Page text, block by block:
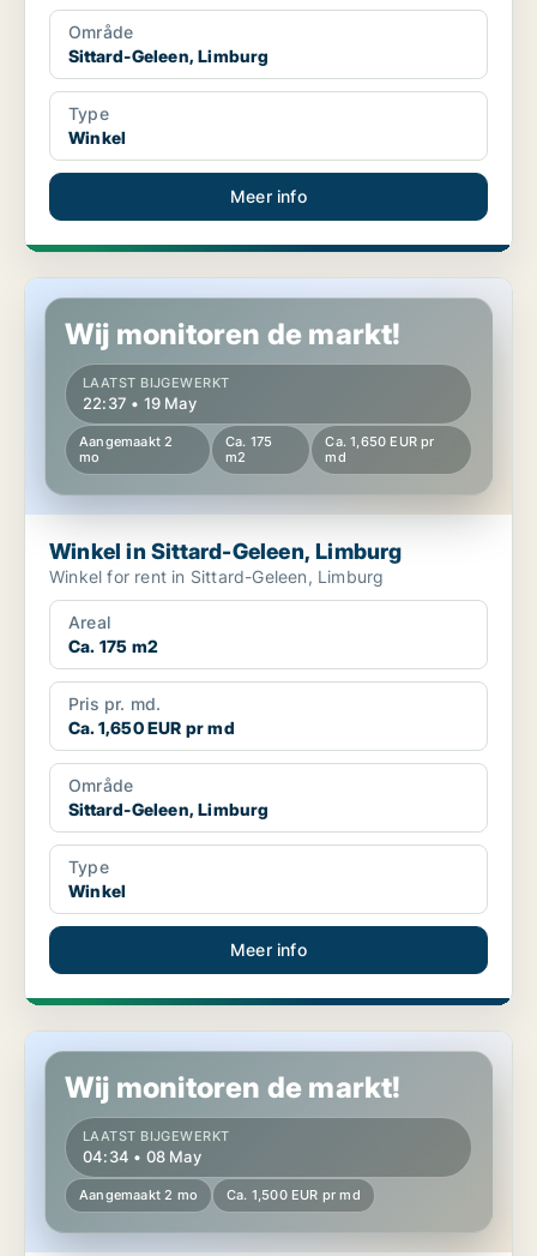
Område
Sittard-Geleen, Limburg
Type
Winkel
Meer info
Winkel in Sittard-Geleen, Limburg
Wij monitoren de markt!
LAATST BIJGEWERKT
22:37 • 19 May
Aangemaakt 2
mo
Ca. 175
m2
Ca. 1,650 EUR pr
md
Winkel in Sittard-Geleen, Limburg
Winkel for rent in Sittard-Geleen, Limburg
Areal
Ca. 175 m2
Pris pr. md.
Ca. 1,650 EUR pr md
Område
Sittard-Geleen, Limburg
Type
Winkel
Meer info
Winkel in Sittard-Geleen, Limburg
Wij monitoren de markt!
LAATST BIJGEWERKT
04:34 • 08 May
Aangemaakt 2 mo Ca. 1,500 EUR pr md